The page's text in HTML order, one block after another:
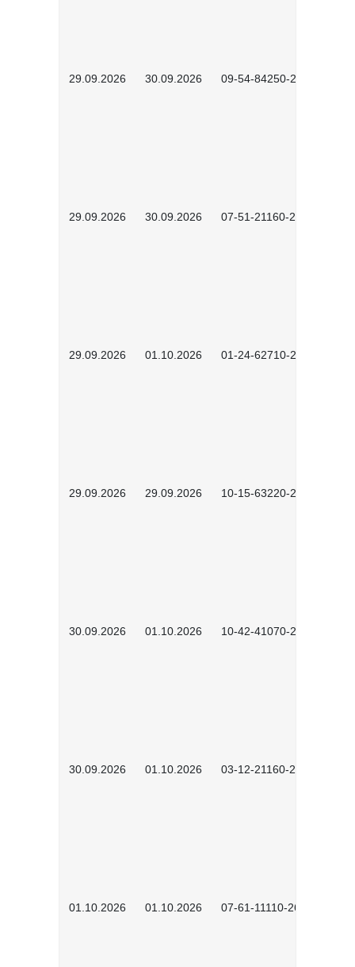
29.09.2026 30.09.2026 09-54-84250-2302
29.09.2026 30.09.2026 07-51-21160-2602
29.09.2026 01.10.2026 01-24-62710-2603
29.09.2026 29.09.2026 10-15-63220-2602
30.09.2026 01.10.2026 10-42-41070-2602
30.09.2026 01.10.2026 03-12-21160-2601
01.10.2026 01.10.2026 07-61-11110-2602